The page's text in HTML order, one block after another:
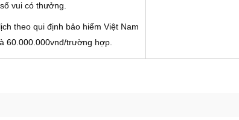
vui có thưởng.
theo qui định bảo hiểm Việt Nam
60.000.000vnđ/trường hợp.